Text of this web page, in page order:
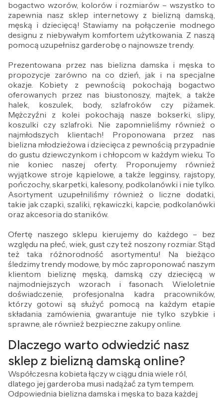
bogactwo wzorów, kolorów i rozmiarów – wszystko to
zapewnia nasz sklep internetowy z bielizną damską,
męską i dziecięcą! Stawiamy na połączenie modnego
designu z niebywałym komfortem użytkowania. Z naszą
pomocą uzupełnisz garderobę o najnowsze trendy.
Prezentowana przez nas bielizna damska i męska to
propozycje zarówno na co dzień, jak i na specjalne
okazje. Kobiety z pewnością pokochają bogactwo
oferowanych przez nas biustonoszy, majtek, a także
halek, koszulek, body, szlafroków czy piżamek.
Mężczyźni z kolei pokochają nasze bokserki, slipy,
koszulki czy szlafroki. Nie zapomnieliśmy również o
najmłodszych klientach! Proponowana przez nas
bielizna młodzieżowa i dziecięca z pewnością przypadnie
do gustu dziewczynkom i chłopcom w każdym wieku. To
nie koniec naszej oferty. Proponujemy również
wyjątkowe stroje kąpielowe, a także legginsy, rajstopy,
pończochy, skarpetki, kalesony, podkolanówki i nie tylko.
Asortyment uzupełniliśmy również o liczne dodatki,
takie jak czapki, szaliki, rękawiczki, kapcie, podkolanówki
oraz akcesoria do staników.
Ofertę naszego sklepu kierujemy do każdego – bez
względu na płeć, wiek, gust czy też noszony rozmiar. Stąd
też taka różnorodność asortymentu! Na bieżąco
śledzimy trendy modowe, by móc zaproponować naszym
klientom bieliznę męską, damską czy dziecięcą w
najmodniejszych wzorach i fasonach. Wieloletnie
doświadczenie, profesjonalna kadra pracowników,
którzy gotowi są służyć pomocą na każdym etapie
składania zamówienia, gwarantuje nie tylko szybkie i
sprawne, ale również bezpieczne zakupy online.
Dlaczego warto odwiedzić nasz
sklep z bielizną damską online?
Współczesna kobieta łączy w ciągu dnia wiele ról,
dlatego jej garderoba musi nadążać za tym tempem.
Odpowiednia bielizna damska i męska to baza każdej